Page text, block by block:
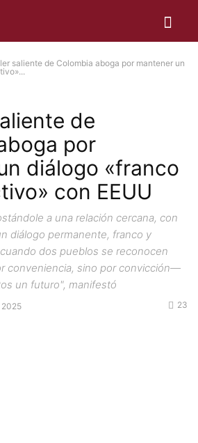
saliente de Colombia aboga por mantener un
de
por
diálogo «franco
con EEUU
a una relación cercana, con
diálogo permanente, franco y
dos pueblos se reconocen
conveniencia, sino por convicción—
un futuro", manifestó
23